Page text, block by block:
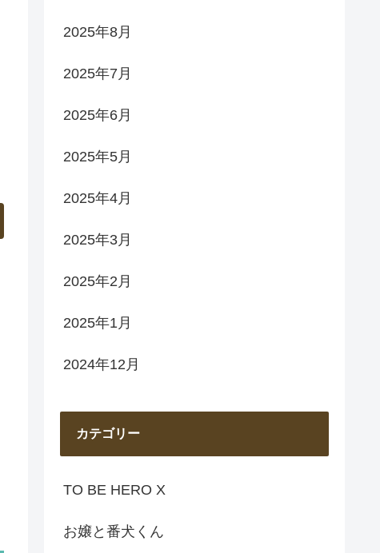
2025年8月
2025年7月
2025年6月
2025年5月
2025年4月
2025年3月
2025年2月
2025年1月
2024年12月
カテゴリー
TO BE HERO X
お嬢と番犬くん